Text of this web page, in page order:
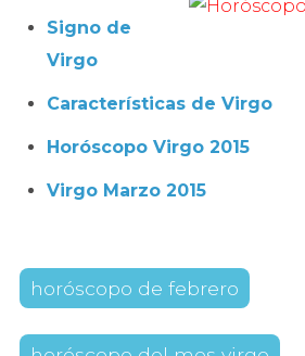
Signo de
Virgo
Características de Virgo
Horóscopo Virgo 2015
Virgo Marzo 2015
horóscopo de febrero